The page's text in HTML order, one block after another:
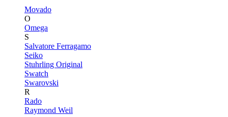
Movado
O
Omega
S
Salvatore Ferragamo
Seiko
Stuhrling Original
Swatch
Swarovski
R
Rado
Raymond Weil